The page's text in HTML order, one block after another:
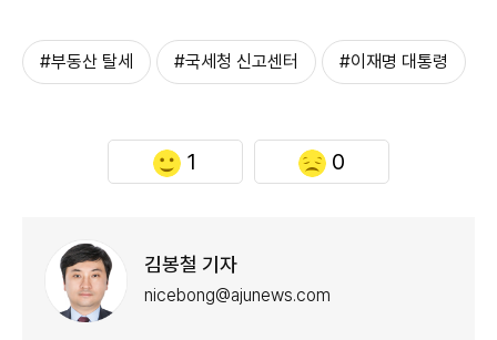
#부동산 탈세 #국세청 신고센터 #이재명 대통령
1 0
김봉철 기자
nicebong@ajunews.com